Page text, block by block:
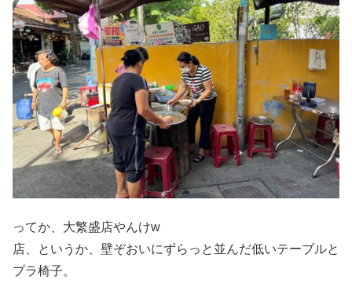
ってか、大繁盛店やんけw
店、というか、壁ぞおいにずらっと並んだ低いテーブルと
プラ椅子。